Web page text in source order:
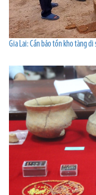
Gia Lai: Cần bảo tồn kho tàng